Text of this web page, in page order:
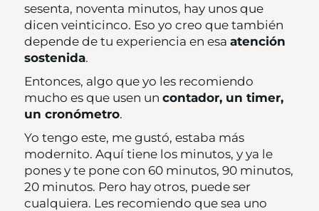
sesenta, noventa minutos, hay unos que
dicen veinticinco. Eso yo creo que también
depende de tu experiencia en esa atención
sostenida.
Entonces, algo que yo les recomiendo
mucho es que usen un contador, un timer,
un cronómetro.
Yo tengo este, me gustó, estaba más
modernito. Aquí tiene los minutos, y ya le
pones y te pone con 60 minutos, 90 minutos,
20 minutos. Pero hay otros, puede ser
cualquiera. Les recomiendo que sea uno